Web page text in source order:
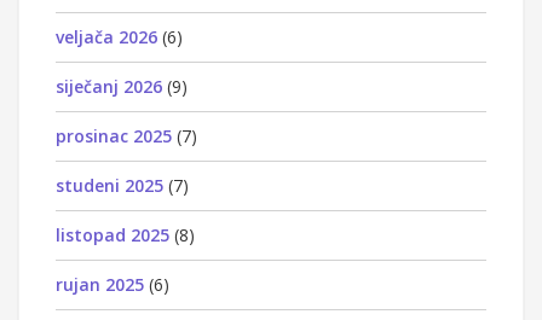
veljača 2026 (6)
siječanj 2026 (9)
prosinac 2025 (7)
studeni 2025 (7)
listopad 2025 (8)
rujan 2025 (6)